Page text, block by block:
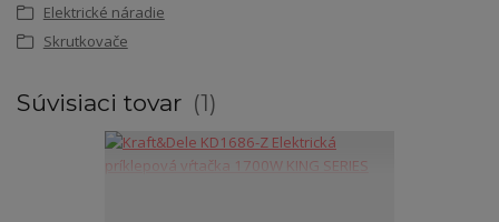
Elektrické náradie
Skrutkovače
Súvisiaci tovar 1